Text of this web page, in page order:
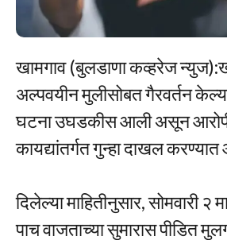
खामगाव (बुलडाणा कव्हरेज
अल्पवयीन मुलीसोबत गैरवर्तन
घटना उघडकीस आली असून
कायद्यांतर्गत गुन्हा दाखल
दिलेल्या माहितीनुसार, सोमवारी २
पाच वाजताच्या सुमारास पीडित